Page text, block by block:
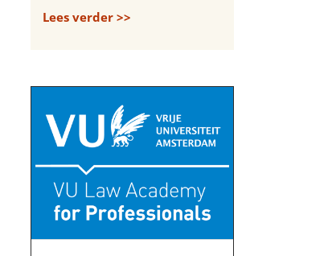
Lees verder >>